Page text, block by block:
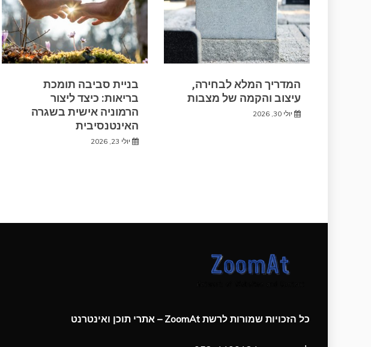
המדריך המלא לבחירה,
עיצוב והקמה של מצבות
יולי 30, 2026
בניית סביבה תומכת
בריאות: כיצד ליצור
הרמוניה אישית בשגרה
האינטנסיבית
יולי 23, 2026
כל הזכויות שמורות לרשת ZoomAt – אתרי תוכן ואינטרנט